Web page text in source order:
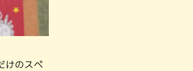
けのスペ